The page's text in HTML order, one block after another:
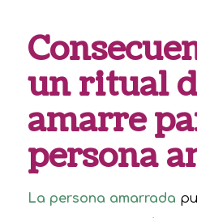
un ritual
amarre
persona
La persona amarrada